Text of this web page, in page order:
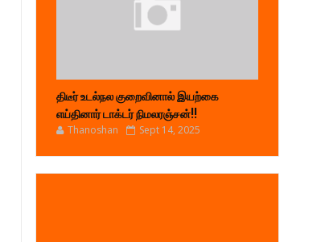
திடீர் உடல்நல குறைவினால் இயற்கை
எய்தினார் டாக்டர் நிமலரஞ்சன்!!
Thanoshan Sept 14, 2025